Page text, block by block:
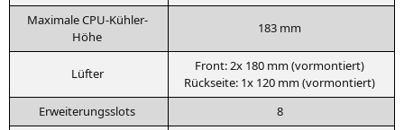
Maxi­ma­le CPU-Kühler-
Höhe
183 mm
Lüf­ter
Front: 2x 180 mm (vor­mon­tiert)
Rück­sei­te: 1x 120 mm (vor­mon­tiert)
Erwei­te­rungs­slots
8